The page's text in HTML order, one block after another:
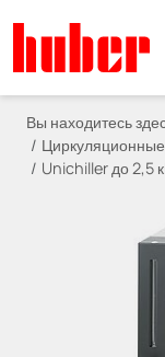
Вы находитесь
Unichiller до 2,5